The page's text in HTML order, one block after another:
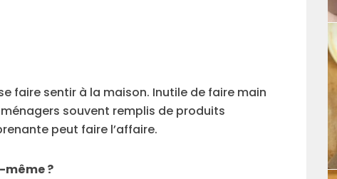
faire sentir à la maison. Inutile de faire main
souvent remplis de produits
peut faire l’affaire.
même ?